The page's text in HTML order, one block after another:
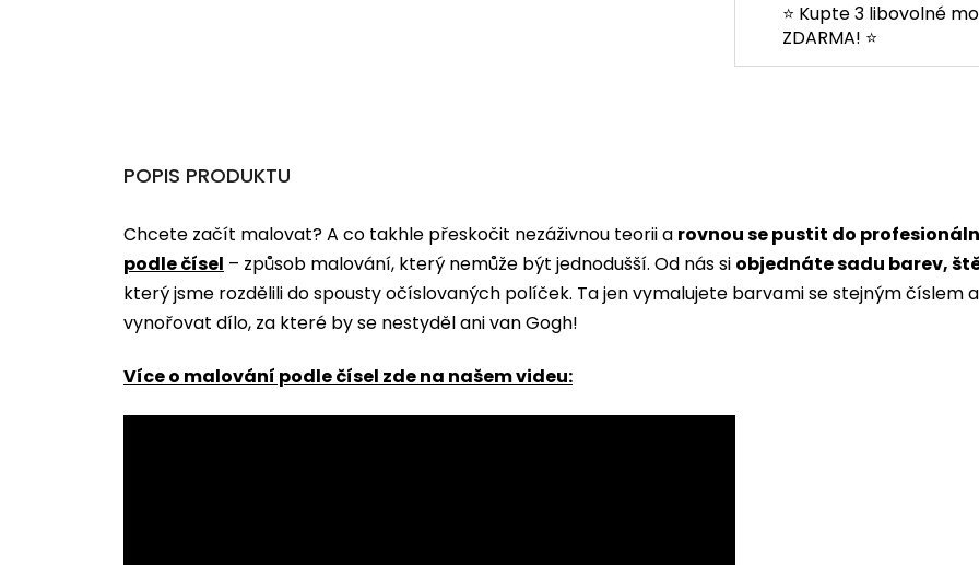
⭐ Kupte 3 libovolné
ZDARMA! ⭐
POPIS PRODUKTU
Chcete začít malovat? A co takhle přeskočit nezáživnou teorii a rovnou se pustit do
podle čísel ­­– způsob malování, který nemůže být jednodušší. Od nás si objednáte sadu barev,
který jsme rozdělili do spousty očíslovaných políček. Ta jen vymalujete barvami se stejným číslem
vynořovat dílo, za které by se nestyděl ani van Gogh!
Více o malování podle čísel zde na našem videu: